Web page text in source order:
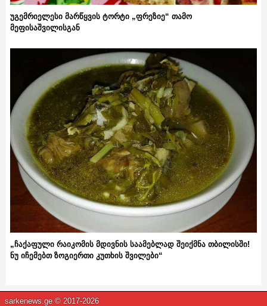
უგემრიელესი მარწყვის ტორტი „ფრეზიე“ თამო
მეფისაშვილისგან
„ჩაქაფული რაიკომის მდივნის საამებლად შეიქმნა თბილისში!
ნუ იჩემებთ ზოგიერთი კუთხის შვილები“
sarkenews.ge © 2017-2026